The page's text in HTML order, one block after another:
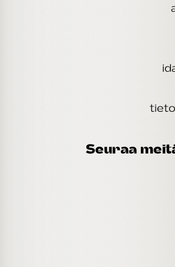
Seuraa